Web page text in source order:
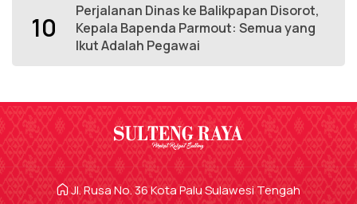
10
Perjalanan Dinas ke Balikpapan Disorot,
Kepala Bapenda Parmout: Semua yang
Ikut Adalah Pegawai
Jl. Rusa No. 36 Kota Palu Sulawesi Tengah